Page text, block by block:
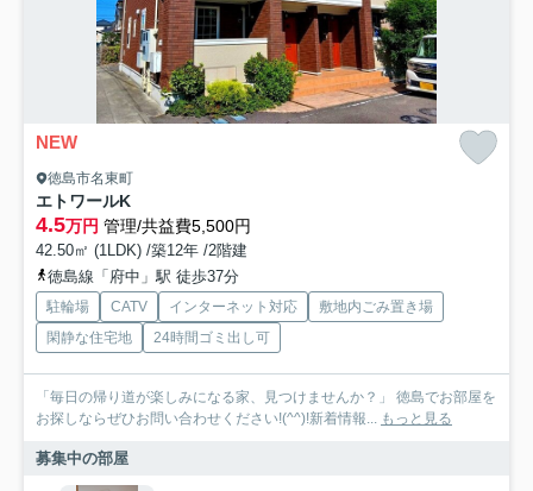
NEW
徳島市名東町
エトワールK
4.5万円 管理/共益費5,500円
42.50㎡ (1LDK) /築12年 /2階建
徳島線「府中」駅 徒歩37分
駐輪場 CATV インターネット対応
敷地内ごみ置き場
閑静な住宅地
24時間ゴミ出し可
「毎日の帰り道が楽しみになる家、見つけませんか？」 徳島でお部屋を
お探しならぜひお問い合わせください!(^^)!新着情報... もっと見る
募集中の部屋